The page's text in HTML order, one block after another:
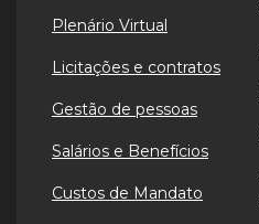
Plenário Virtual
Licitações e contratos
Gestão de pessoas
Salários e Benefícios
Custos de Mandato